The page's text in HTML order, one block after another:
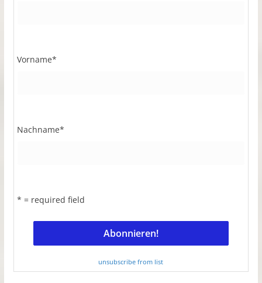
Vorname*
Nachname*
* = required field
unsubscribe from list